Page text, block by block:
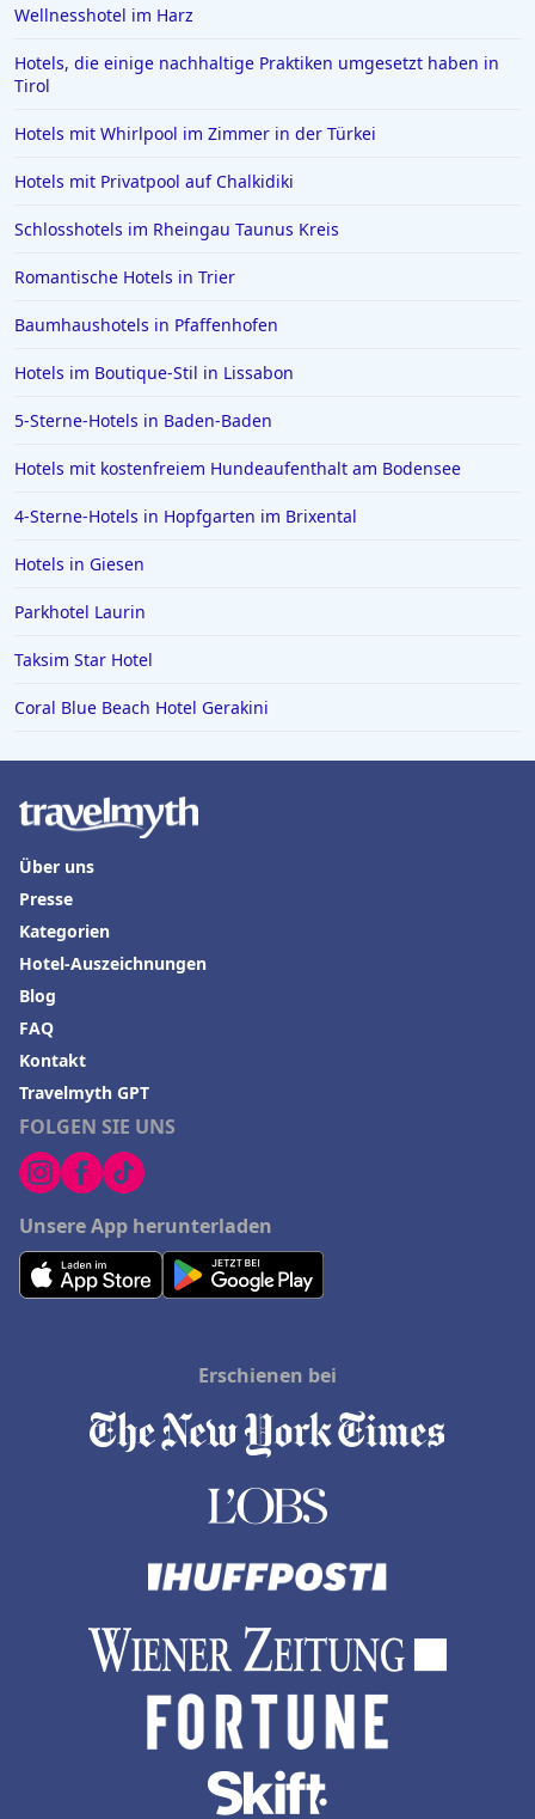
Wellnesshotel im Harz
Hotels, die einige nachhaltige Praktiken umgesetzt haben in
Tirol
Hotels mit Whirlpool im Zimmer in der Türkei
Hotels mit Privatpool auf Chalkidiki
Schlosshotels im Rheingau Taunus Kreis
Romantische Hotels in Trier
Baumhaushotels in Pfaffenhofen
Hotels im Boutique-Stil in Lissabon
5-Sterne-Hotels in Baden-Baden
Hotels mit kostenfreiem Hundeaufenthalt am Bodensee
4-Sterne-Hotels in Hopfgarten im Brixental
Hotels in Giesen
Parkhotel Laurin
Taksim Star Hotel
Coral Blue Beach Hotel Gerakini
FOLGEN SIE UNS
Unsere App herunterladen
Über uns
Presse
Kategorien
Hotel-Auszeichnungen
Blog
FAQ
Kontakt
Travelmyth GPT
Erschienen bei